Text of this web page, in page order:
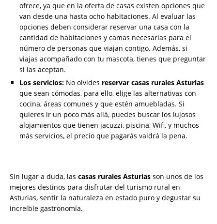
ofrece, ya que en la oferta de casas existen opciones que
van desde una hasta ocho habitaciones. Al evaluar las
opciones deben considerar reservar una casa con la
cantidad de habitaciones y camas necesarias para el
número de personas que viajan contigo. Además, si
viajas acompañado con tu mascota, tienes que preguntar
si las aceptan.
Los servicios: No olvides reservar casas rurales Asturias
que sean cómodas, para ello, elige las alternativas con
cocina, áreas comunes y que estén amuebladas. Si
quieres ir un poco más allá, puedes buscar los lujosos
alojamientos que tienen jacuzzi, piscina, Wifi, y muchos
más servicios, el precio que pagarás valdrá la pena.
Sin lugar a duda, las casas rurales Asturias son unos de los
mejores destinos para disfrutar del turismo rural en
Asturias, sentir la naturaleza en estado puro y degustar su
increíble gastronomía.